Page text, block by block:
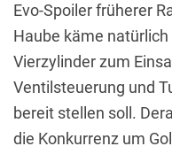
Evo-Spoiler früherer
Haube käme
Vierzylinder zum
Ventilsteuerung und
bereit stellen soll.
die Konkurrenz um